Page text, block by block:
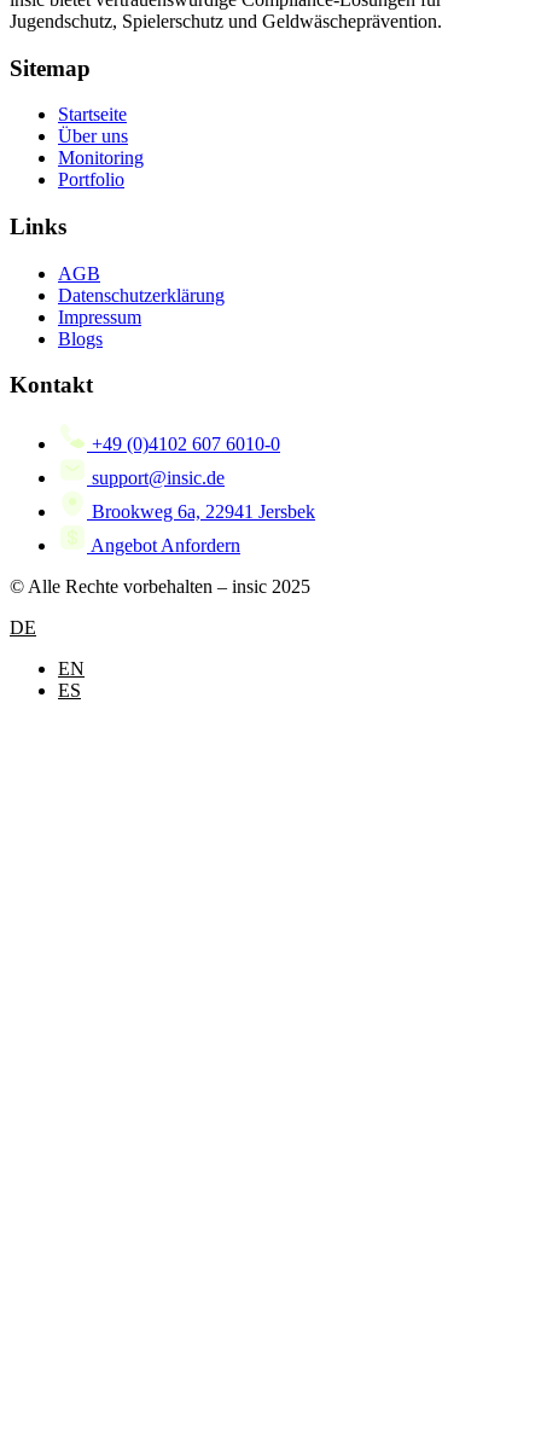
Jugendschutz, Spielerschutz und Geldwäscheprävention.
Sitemap
Startseite
Über uns
Monitoring
Portfolio
Links
AGB
Datenschutzerklärung
Impressum
Blogs
Kontakt
+49 (0)4102 607 6010-0
support@insic.de
Brookweg 6a, 22941 Jersbek
Angebot Anfordern
© Alle Rechte vorbehalten – insic 2025
DE
EN
ES